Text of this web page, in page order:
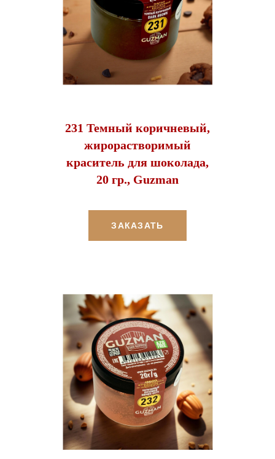
231 Темный коричневый,
жирорастворимый
краситель для шоколада,
20 гр., Guzman
ЗАКАЗАТЬ